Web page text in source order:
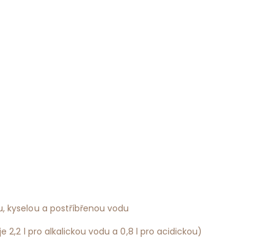
kyselou a postříbřenou vodu
2,2 l pro alkalickou vodu a 0,8 l pro acidickou)